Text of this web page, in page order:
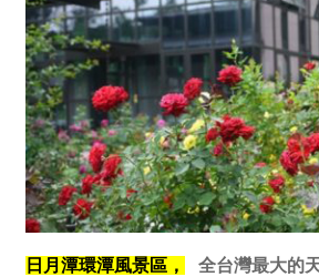
日月潭環潭風景區，
全台灣最大的